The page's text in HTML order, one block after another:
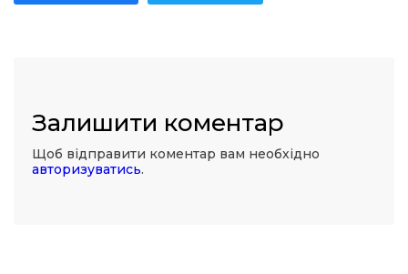
Залишити коментар
Щоб відправити коментар вам необхідно
авторизуватись.